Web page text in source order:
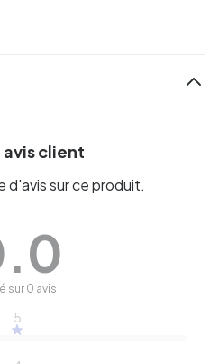
avis client
d'avis sur ce produit.
sur 0 avis
5